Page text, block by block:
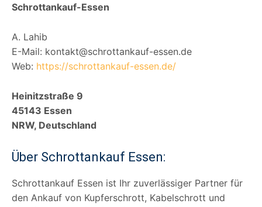
Schrottankauf-Essen
A. Lahib
E-Mail: kontakt@schrottankauf-essen.de
Web: https://schrottankauf-essen.de/
Heinitzstraße 9
45143 Essen
NRW, Deutschland
Über Schrottankauf Essen:
Schrottankauf Essen ist Ihr zuverlässiger Partner für
den Ankauf von Kupferschrott, Kabelschrott und